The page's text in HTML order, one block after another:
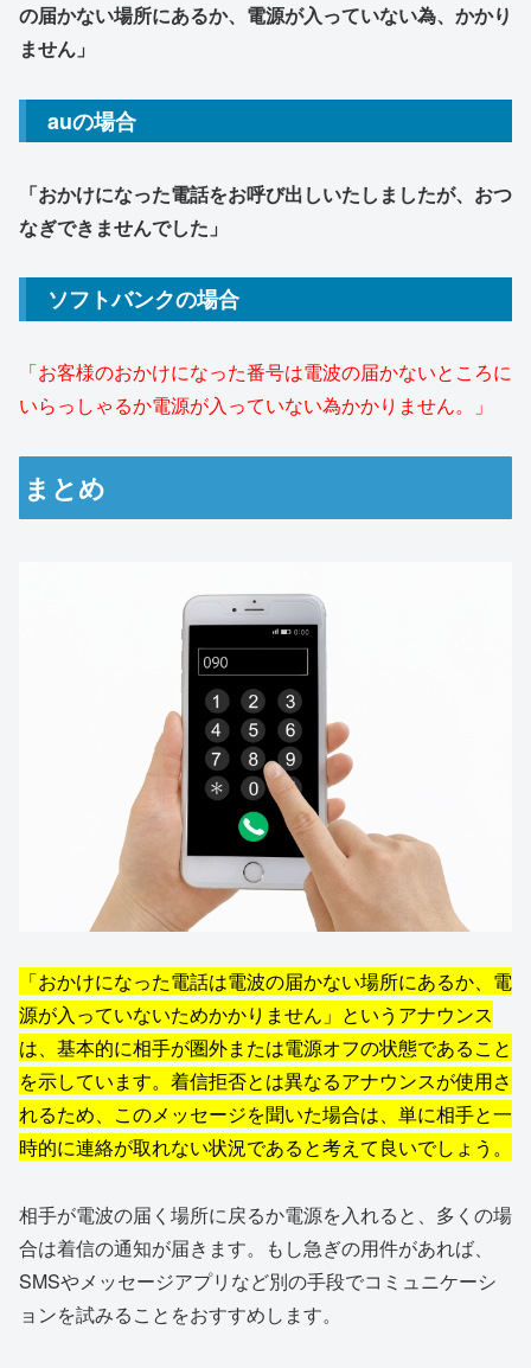
の届かない場所にあるか、電源が入っていない為、かかり
ません」
auの場合
「おかけになった電話をお呼び出しいたしましたが、おつ
なぎできませんでした」
ソフトバンクの場合
「お客様のおかけになった番号は電波の届かないところに
いらっしゃるか電源が入っていない為かかりません。」
まとめ
「おかけになった電話は電波の届かない場所にあるか、電
源が入っていないためかかりません」というアナウンス
は、基本的に相手が圏外または電源オフの状態であること
を示しています。着信拒否とは異なるアナウンスが使用さ
れるため、このメッセージを聞いた場合は、単に相手と一
時的に連絡が取れない状況であると考えて良いでしょう。
相手が電波の届く場所に戻るか電源を入れると、多くの場
合は着信の通知が届きます。もし急ぎの用件があれば、
SMSやメッセージアプリなど別の手段でコミュニケーシ
ョンを試みることをおすすめします。